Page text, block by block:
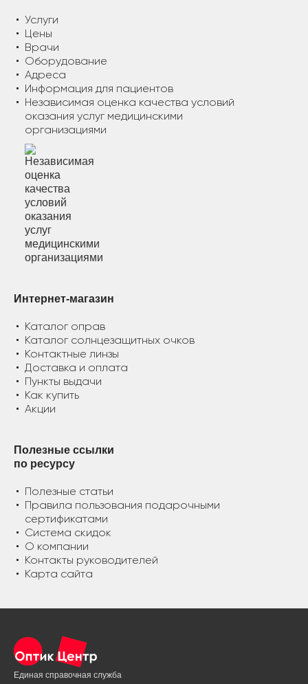
Услуги
Цены
Врачи
Оборудование
Адреса
Информация для пациентов
Независимая оценка качества условий
оказания услуг медицинскими
организациями
Интернет-магазин
Каталог оправ
Каталог солнцезащитных очков
Контактные линзы
Доставка и оплата
Пункты выдачи
Как купить
Акции
Полезные ссылки
по ресурсу
Полезные статьи
Правила пользования подарочными
сертификатами
Система скидок
О компании
Контакты руководителей
Карта сайта
Единая справочная служба